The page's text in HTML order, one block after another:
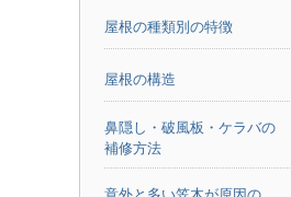
屋根の種類別の特徴
屋根の構造
鼻隠し・破風板・ケラバの
補修方法